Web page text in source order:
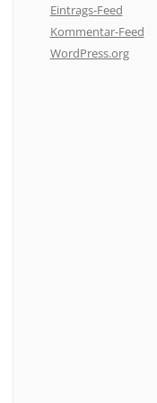
Eintrags-Feed
Kommentar-Feed
WordPress.org